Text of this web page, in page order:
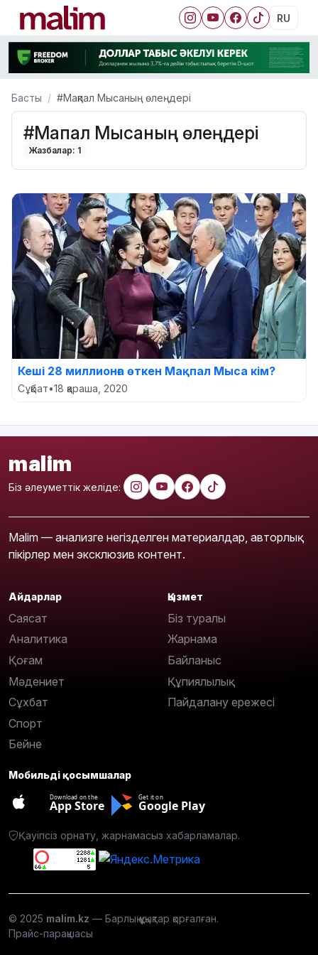
RU
Басты #Мақпал Мысаның өлеңдері
#Мақпал Мысаның өлеңдері
Жазбалар: 1
Кеші 28 миллионға өткен Мақпал Мыса кім?
Сұқбат•18 қараша, 2020
malim
Біз әлеуметтік желіде:
Malim — анализге негізделген материалдар, авторлық
пікірлер мен эксклюзив контент.
Айдарлар
Саясат
Аналитика
Қоғам
Мәдениет
Сұхбат
Спорт
Бейне
Қызмет
Біз туралы
Жарнама
Байланыс
Құпиялылық
Пайдалану ережесі
Мобильді қосымшалар
Download on the
App Store
Get it on
Google Play
Қауіпсіз орнату, жарнамасыз хабарламалар.
© 2025 malim.kz — Барлық құқықтар қорғалған.
Прайс-парақшасы